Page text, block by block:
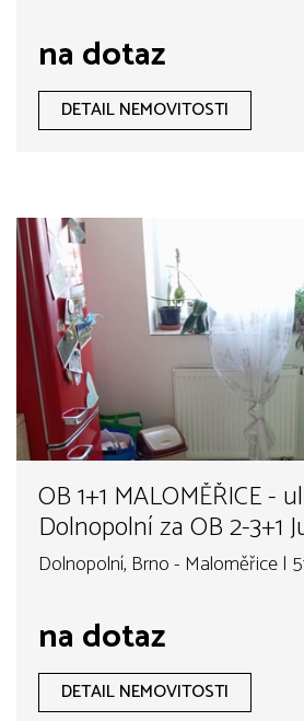
na dotaz
DETAIL NEMOVITOSTI
OB 1+1 MALOMĚŘICE -
Dolnopolní za OB 2-3+1
Slatina
Dolnopolní, Brno - Maloměřice |
na dotaz
DETAIL NEMOVITOSTI